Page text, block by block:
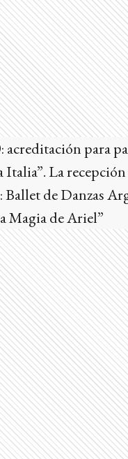
: acreditación para
La recepción
: Ballet de Danzas
Magia de Ariel”